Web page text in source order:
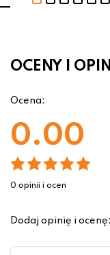
OCENY I
Ocena:
0.00
0 opinii i ocen
Dodaj opinię i ocenę: